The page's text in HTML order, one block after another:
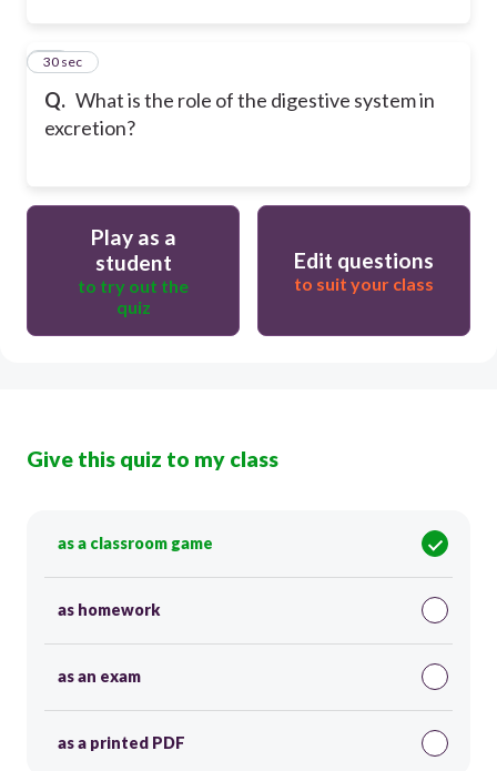
Q. What is the role of the digestive system in
excretion?
31
30 sec
Play as a
student
to try out the
quiz
Edit questions
to suit your class
Give this quiz to my class
as a classroom game
as homework
as an exam
as a printed PDF